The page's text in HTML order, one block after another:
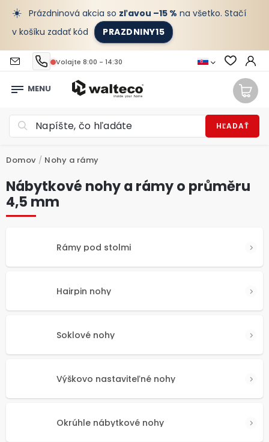
☀️ Prázdninová akcia so zľavou –15 % na všetko. Stačí
v košíku zadať kód
PRAZDNINY15
Volajte 8:00 - 14:30
HĽADAŤ
Domov / Nohy a rámy
Nábytkové nohy a rámy o průměru
4,5 mm
Rámy pod stolmi
Hairpin nohy
Soklové nohy
Výškovo nastaviteľné nohy
Okrúhle nábytkové nohy